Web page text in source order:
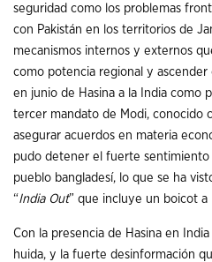
seguridad como los problemas
con Pakistán en los territorios de
mecanismos internos y externos
como potencia regional y
en junio de Hasina a la India como
tercer mandato de Modi, conocido
asegurar acuerdos en materia
pudo detener el fuerte sentimiento
pueblo bangladesí, lo que se ha
“India Out” que incluye un boicot a
Con la presencia de Hasina en
huida, y la fuerte desinformación